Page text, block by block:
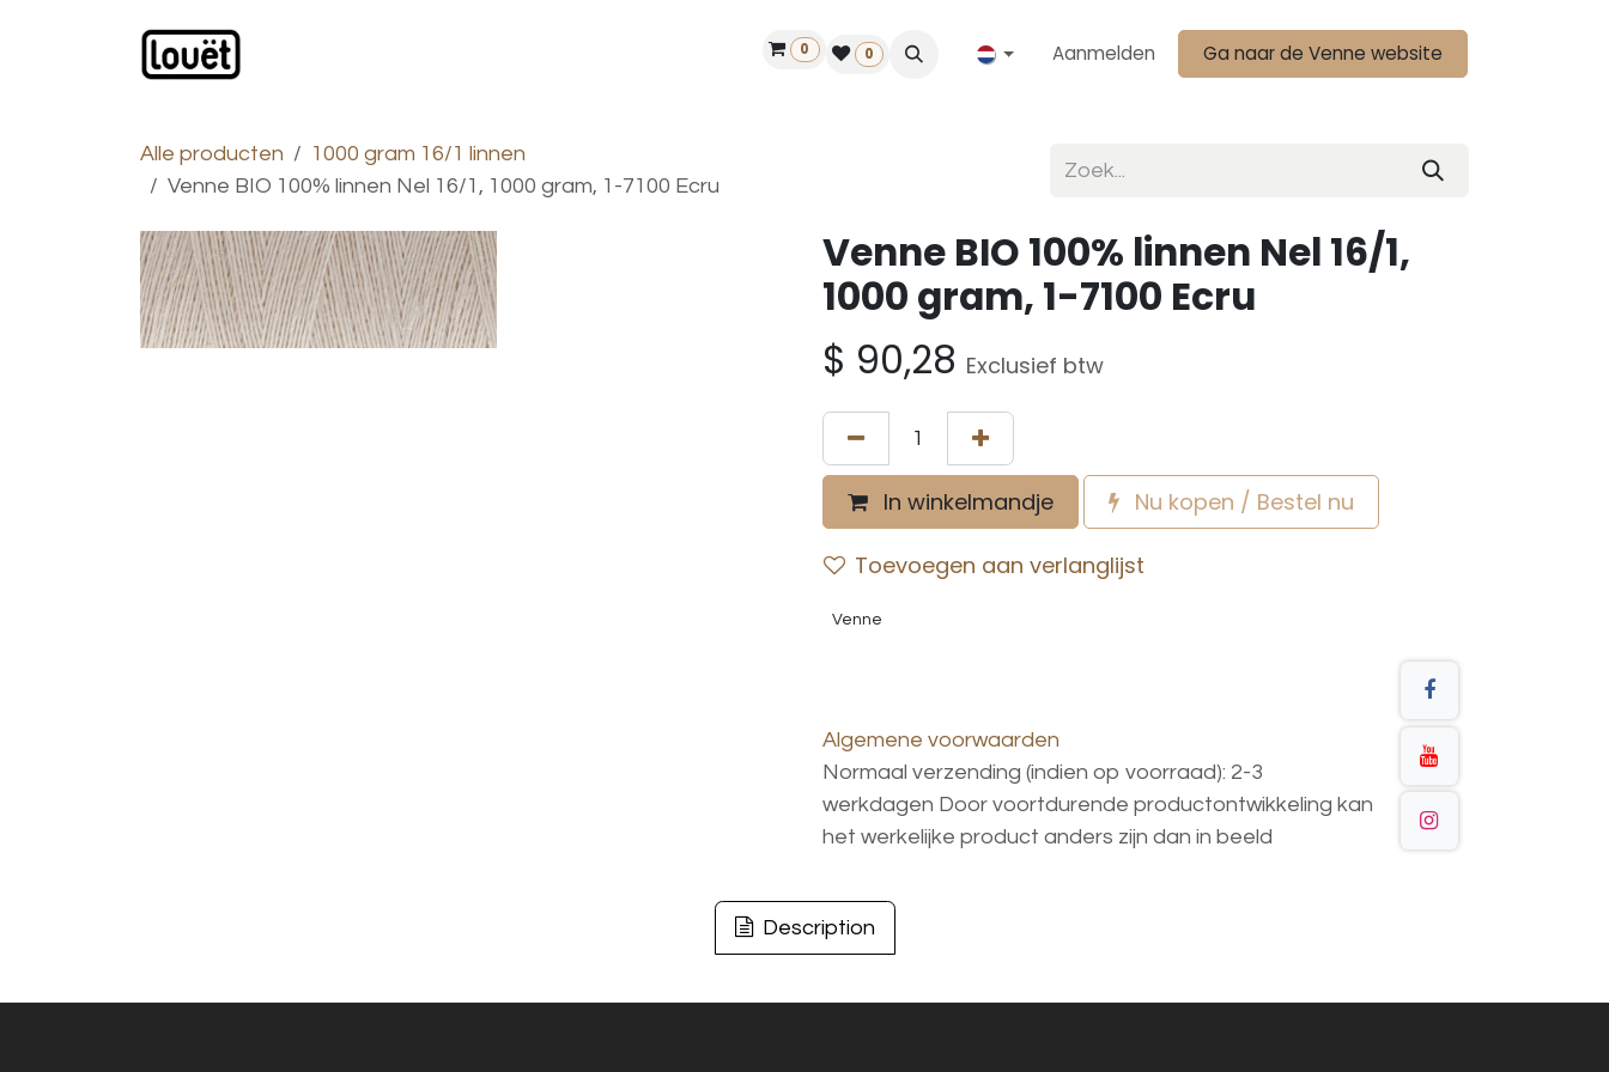
Vind een dealer
0 0 Aanmelden Ga naar de Venne website
Alle producten
1000 gram 16/1 linnen
Venne BIO 100% linnen Nel 16/1, 1000 gram, 1-7100 Ecru
Venne BIO 100% linnen Nel 16/1,
1000 gram, 1-7100 Ecru
$ 90,28 Exclusief btw
In winkelmandje Nu kopen / Bestel nu
Toevoegen aan verlanglijst
Venne
Algemene voorwaarden
Normaal verzending (indien op voorraad): 2-3
werkdagen Door voortdurende productontwikkeling kan
het werkelijke product anders zijn dan in beeld
Description